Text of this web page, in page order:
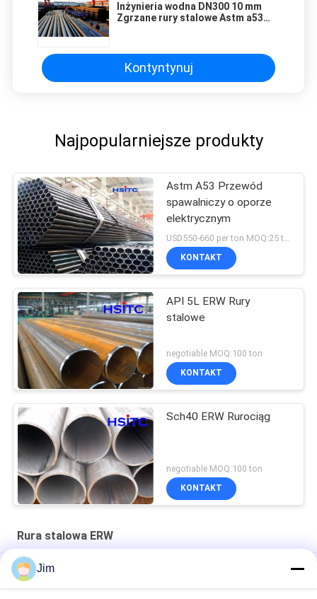
Inżynieria wodna DN300 10 mm
Zgrzane rury stalowe Astm a53
Kontyntynuj
Najpopularniejsze produkty
Astm A53 Przewód
spawalniczy o oporze
elektrycznym
USD550-660 per ton MOQ:25 ton
KONTAKT
API 5L ERW Rury
stalowe
negotiable MOQ:100 ton
KONTAKT
Sch40 ERW Rurociąg
negotiable MOQ:100 ton
KONTAKT
Rura stalowa ERW
Astm A53 Gr.B 4" Sch60 ERW Rurociąg stalowy Pary Czarne
Jim